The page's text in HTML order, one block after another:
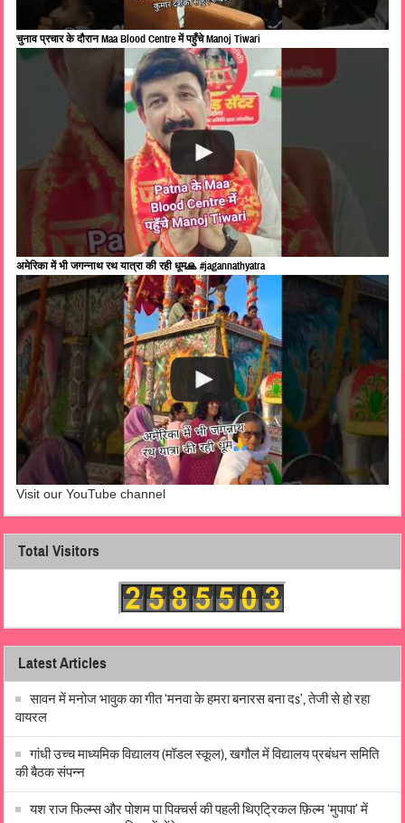
चुनाव प्रचार के दौरान Maa Blood Centre में पहुँचे Manoj Tiwari
अमेरिका में भी जगन्नाथ रथ यात्रा की रही धूम🙏 #jagannathyatra
Visit our YouTube channel
Total Visitors
Latest Articles
सावन में मनोज भावुक का गीत ‘मनवा के हमरा बनारस बना दs’, तेजी से हो रहा
वायरल
गांधी उच्च माध्यमिक विद्यालय (मॉडल स्कूल), खगौल में विद्यालय प्रबंधन समिति
की बैठक संपन्न
यश राज फिल्म्स और पोशम पा पिक्चर्स की पहली थिएट्रिकल फ़िल्म ‘मुपापा’ में